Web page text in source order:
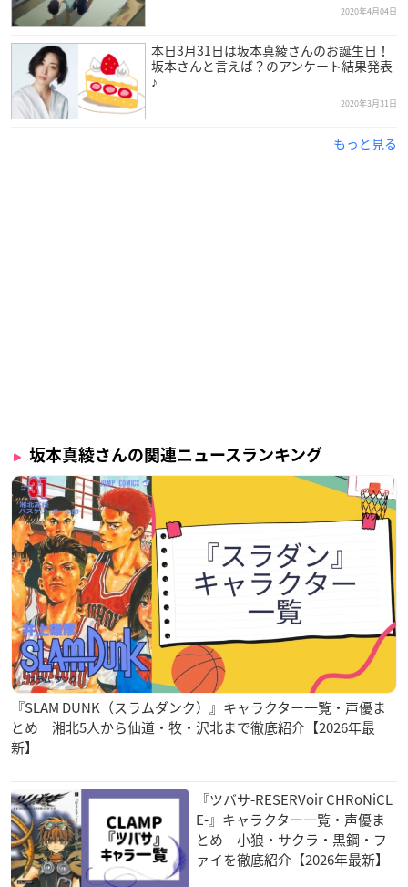
【情報公開】
朗読イベント「坂本真綾の満月朗読館 月の珊瑚」開催決
定！
10年前に一夜限りの企画として散会した朗読企画を、2020
2020年4月04日
本日3月31日は坂本真綾さんのお誕生日！
坂本さんと言えば？のアンケート結果発表
♪
2020年3月31日
もっと見る
坂本真綾さんの関連ニュースランキング
『SLAM DUNK（スラムダンク）』キャラクター一覧・声優ま
とめ 湘北5人から仙道・牧・沢北まで徹底紹介【2026年最
新】
『ツバサ-RESERVoir CHRoNiCL
E-』キャラクター一覧・声優ま
とめ 小狼・サクラ・黒鋼・フ
ァイを徹底紹介【2026年最新】